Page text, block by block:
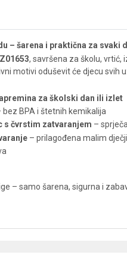
– šarena i praktična za svaki
, savršena za školu, vrtić,
motivi oduševit će djecu svih
za školski dan ili izlet
bez BPA i štetnih kemikalija
s čvrstim zatvaranjem –
– prilagođena malim
– samo šarena, sigurna i